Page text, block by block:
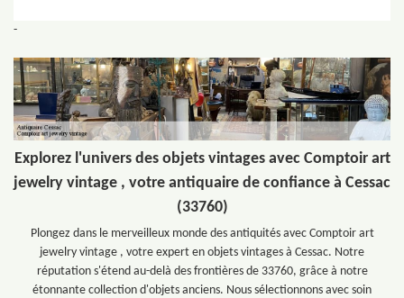
-
Explorez l'univers des objets vintages avec Comptoir art
jewelry vintage , votre antiquaire de confiance à Cessac
(33760)
Plongez dans le merveilleux monde des antiquités avec Comptoir art
jewelry vintage , votre expert en objets vintages à Cessac. Notre
réputation s'étend au-delà des frontières de 33760, grâce à notre
étonnante collection d'objets anciens. Nous sélectionnons avec soin